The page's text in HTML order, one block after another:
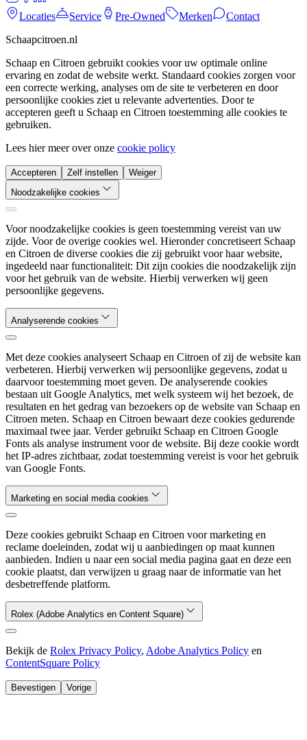
Locaties Service Pre-Owned Merken
Contact
Schaapcitroen.nl
Schaap en Citroen gebruikt cookies voor uw optimale online
ervaring en zodat de website werkt. Standaard cookies zorgen voor
een correcte werking, analyses om de site te verbeteren en door
persoonlijke cookies ziet u relevante advertenties. Door te
accepteren geeft u Schaap en Citroen toestemming alle cookies te
gebruiken.
Lees hier meer over onze cookie policy
Accepteren Zelf instellen
Weiger
Noodzakelijke cookies
Voor noodzakelijke cookies is geen toestemming vereist van uw
zijde. Voor de overige cookies wel. Hieronder concretiseert Schaap
en Citroen de diverse cookies die zij gebruikt voor haar website,
ingedeeld naar functionaliteit: Dit zijn cookies die noodzakelijk zijn
voor het gebruik van de website. Hierbij verwerken wij geen
persoonlijke gegevens.
Analyserende cookies
Met deze cookies analyseert Schaap en Citroen of zij de website kan
verbeteren. Hierbij verwerken wij persoonlijke gegevens, zodat u
daarvoor toestemming moet geven. De analyserende cookies
bestaan uit Google Analytics, met welk systeem wij het bezoek, de
resultaten en het gedrag van bezoekers op de website van Schaap en
Citroen meten. Schaap en Citroen bewaart deze cookies gedurende
maximaal twee jaar. Verder gebruikt Schaap en Citroen Google
Fonts als analyse instrument voor de website. Bij deze cookie wordt
het IP-adres zichtbaar, zodat toestemming vereist is voor het gebruik
van Google Fonts.
Marketing en social media cookies
Deze cookies gebruikt Schaap en Citroen voor marketing en
reclame doeleinden, zodat wij u aanbiedingen op maat kunnen
aanbieden. Indien u naar een social media pagina gaat en deze een
cookie plaatst, dan verwijzen u graag naar de informatie van het
desbetreffende platform.
Rolex (Adobe Analytics en Content Square)
Bekijk de Rolex Privacy Policy, Adobe Analytics Policy en
ContentSquare Policy
Bevestigen Vorige